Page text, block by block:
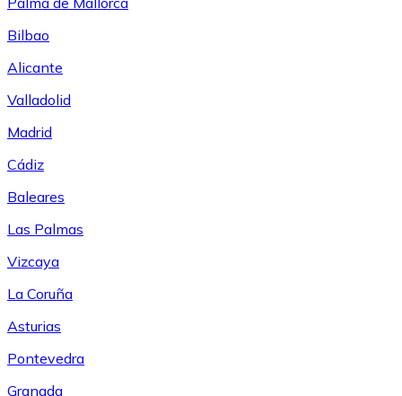
Bilbao
Alicante
Valladolid
Madrid
Cádiz
Baleares
Las Palmas
Vizcaya
La Coruña
Asturias
Pontevedra
Granada